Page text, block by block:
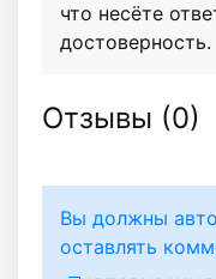
что несёте
достоверность.
Отзывы (0)
Вы должны
оставлять